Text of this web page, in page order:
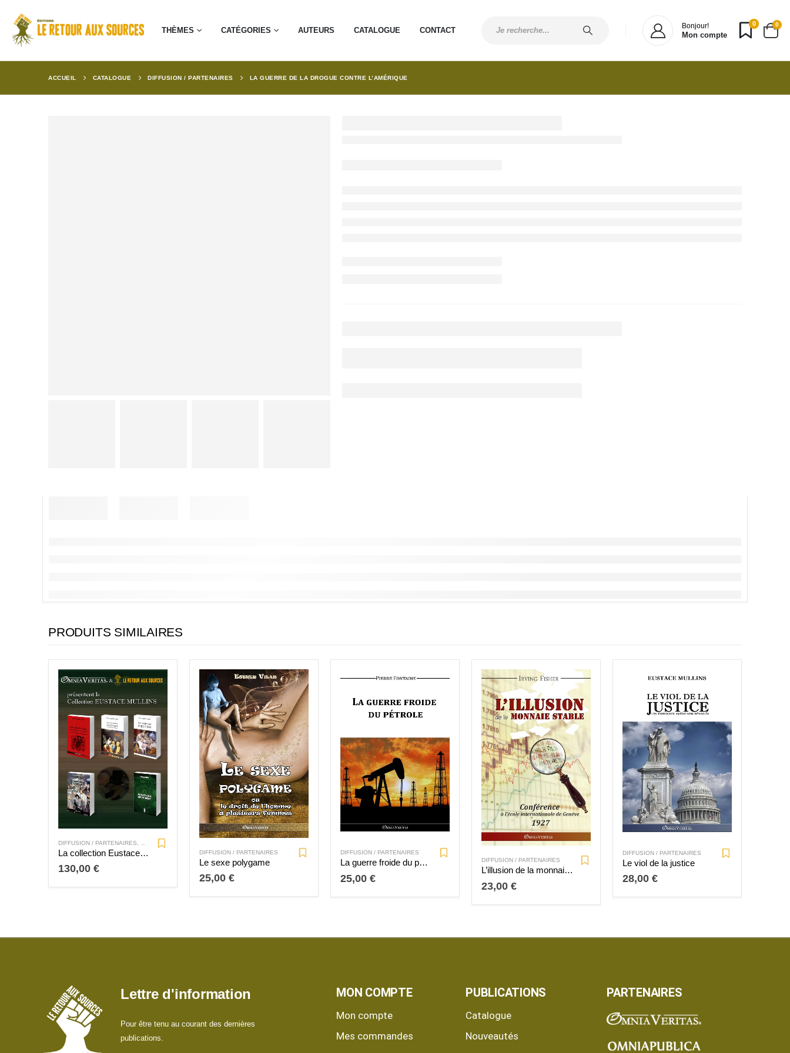
THÈMES CATÉGORIES AUTEURS CATALOGUE CONTACT
Bonjour!
Mon compte
0 0
ACCUEIL CATALOGUE DIFFUSION / PARTENAIRES LA GUERRE DE LA DROGUE CONTRE L’AMÉRIQUE
PRODUITS SIMILAIRES
DIFFUSION / PARTENAIRES
La collection Eustace Mullins
130,00 €
DIFFUSION / PARTENAIRES
Le sexe polygame
25,00 €
DIFFUSION / PARTENAIRES
La guerre froide du pétrole
25,00 €
DIFFUSION / PARTENAIRES
L’illusion de la monnaie stable
23,00 €
DIFFUSION / PARTENAIRES
Le viol de la justice
28,00 €
Lettre d'information
Pour être tenu au courant des dernières
publications.
MON COMPTE
Mon compte
Mes commandes
PUBLICATIONS
Catalogue
Nouveautés
PARTENAIRES